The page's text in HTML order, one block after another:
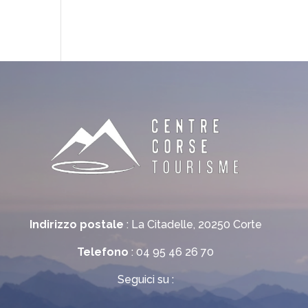
Indirizzo postale : La Citadelle, 20250 Corte
Telefono : 04 95 46 26 70
Seguici su :